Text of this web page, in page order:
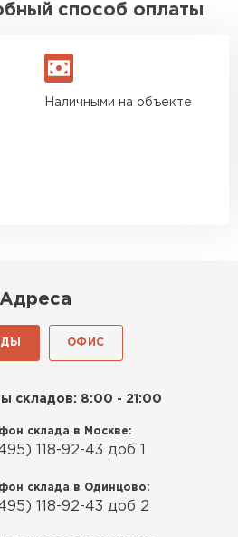
способ оплаты
Наличными на объекте
Адреса
ОФИС
складов: 8:00 - 21:00
склада в Москве:
118-92-43 доб 1
склада в Одинцово:
118-92-43 доб 2